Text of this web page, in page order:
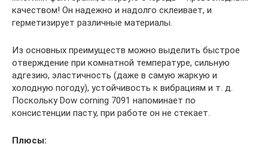
качеством! Он надежно и надолго склеивает, и
герметизирует различные материалы.
Из основных преимуществ можно выделить быстрое
отверждение при комнатной температуре, сильную
адгезию, эластичность (даже в самую жаркую и
холодную погоду), устойчивость к вибрациям и т. д.
Поскольку Dow corning 7091 напоминает по
консистенции пасту, при работе он не стекает.
Плюсы: